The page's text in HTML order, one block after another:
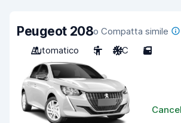
Peugeot 208o Compatta simile
Automatico
5 A/C 5